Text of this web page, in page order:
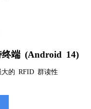
端 (Android 14)
大的 RFID 群读性